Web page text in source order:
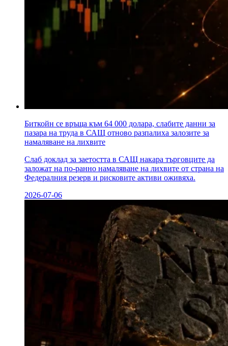
Биткойн се връща към 64 000 долара, слабите данни за
пазара на труда в САЩ отново разпалиха залозите за
намаляване на лихвите
Слаб доклад за заетостта в САЩ накара търговците да
заложат на по-ранно намаляване на лихвите от страна на
Федералния резерв и рисковите активи оживяха.
2026-07-06